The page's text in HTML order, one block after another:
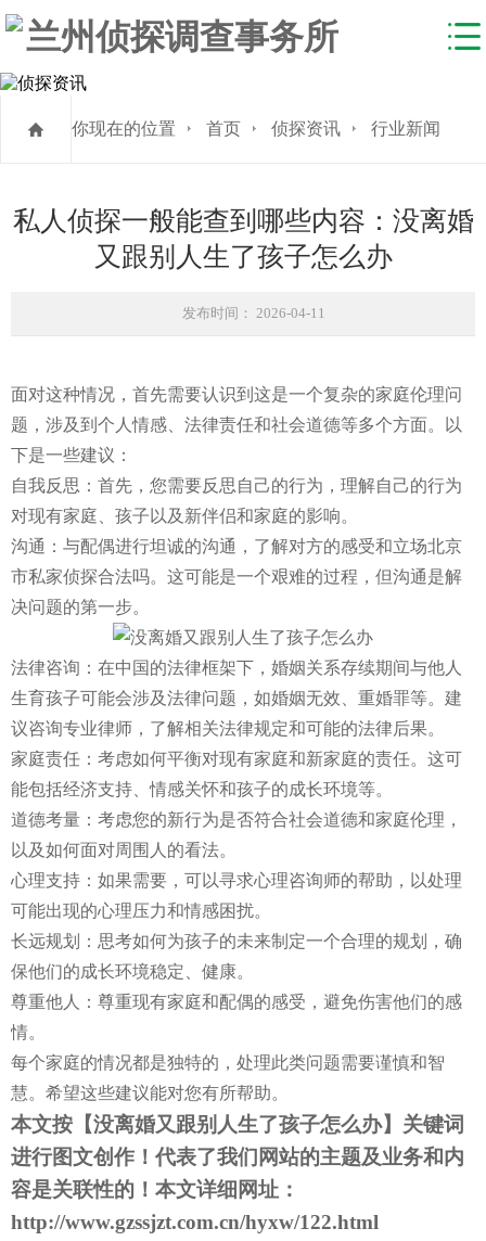
你现在的位置 首页 侦探资讯 行业新闻
私人侦探一般能查到哪些内容：没离婚
又跟别人生了孩子怎么办
发布时间： 2026-04-11
面对这种情况，首先需要认识到这是一个复杂的家庭伦理问
题，涉及到个人情感、法律责任和社会道德等多个方面。以
下是一些建议：
自我反思：首先，您需要反思自己的行为，理解自己的行为
对现有家庭、孩子以及新伴侣和家庭的影响。
沟通：与配偶进行坦诚的沟通，了解对方的感受和立场北京
市私家侦探合法吗。这可能是一个艰难的过程，但沟通是解
决问题的第一步。
法律咨询：在中国的法律框架下，婚姻关系存续期间与他人
生育孩子可能会涉及法律问题，如婚姻无效、重婚罪等。建
议咨询专业律师，了解相关法律规定和可能的法律后果。
家庭责任：考虑如何平衡对现有家庭和新家庭的责任。这可
能包括经济支持、情感关怀和孩子的成长环境等。
道德考量：考虑您的新行为是否符合社会道德和家庭伦理，
以及如何面对周围人的看法。
心理支持：如果需要，可以寻求心理咨询师的帮助，以处理
可能出现的心理压力和情感困扰。
长远规划：思考如何为孩子的未来制定一个合理的规划，确
保他们的成长环境稳定、健康。
尊重他人：尊重现有家庭和配偶的感受，避免伤害他们的感
情。
每个家庭的情况都是独特的，处理此类问题需要谨慎和智
慧。希望这些建议能对您有所帮助。
本文按【没离婚又跟别人生了孩子怎么办】关键词
进行图文创作！代表了我们网站的主题及业务和内
容是关联性的！本文详细网址：
http://www.gzssjzt.com.cn/hyxw/122.html